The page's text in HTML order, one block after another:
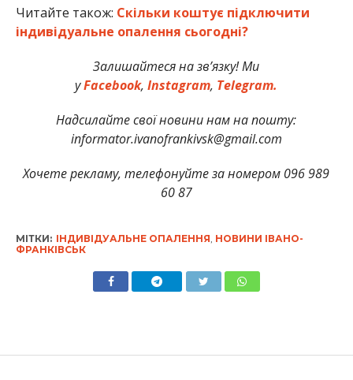
Читайте також: Скільки коштує підключити
індивідуальне опалення сьогодні?
Залишайтеся на зв’язку! Ми
уFacebook,Instagram, Telegram.
Надсилайте свої новини нам на пошту:
informator.ivanofrankivsk@gmail.com
Хочете рекламу, телефонуйте за номером 096 989
60 87
МІТКИ: ІНДИВІДУАЛЬНЕ ОПАЛЕННЯ НОВИНИ ІВАНО-
ФРАНКІВСЬК